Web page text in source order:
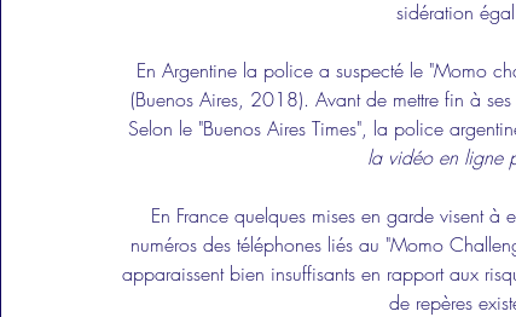
sidération
En Argentine la police a suspecté le "Momo
(Buenos Aires, 2018). Avant de mettre fin à
Selon le "Buenos Aires Times", la police
la vidéo en ligne
En France quelques mises en garde visent
numéros des téléphones liés au "Momo
apparaissent bien insuffisants en rapport aux
de repères